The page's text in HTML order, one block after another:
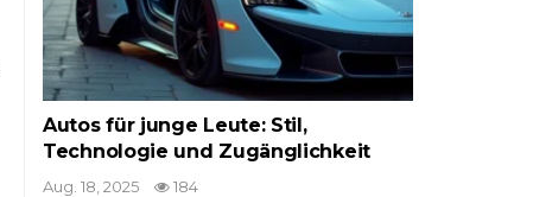
Autos für junge Leute: Stil,
Technologie und Zugänglichkeit
Aug. 18, 2025 184